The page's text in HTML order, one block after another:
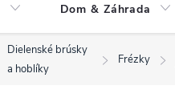
Dom & Záhrada
Dielenské brúsky
a hoblíky
Frézky